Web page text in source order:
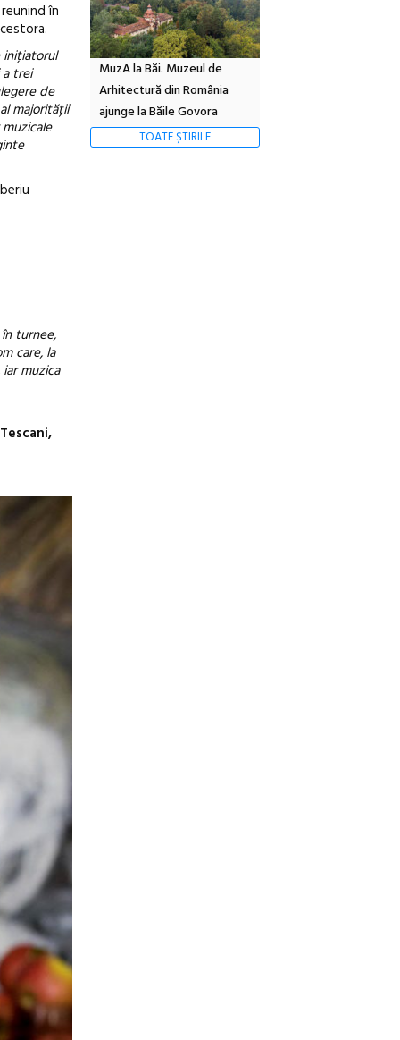
în
inițiatorul
trei
de
majorității
turnee,
care, la
muzica
MuzA la Băi. Muzeul de
Arhitectură din România
ajunge la Băile Govora
TOATE ȘTIRILE